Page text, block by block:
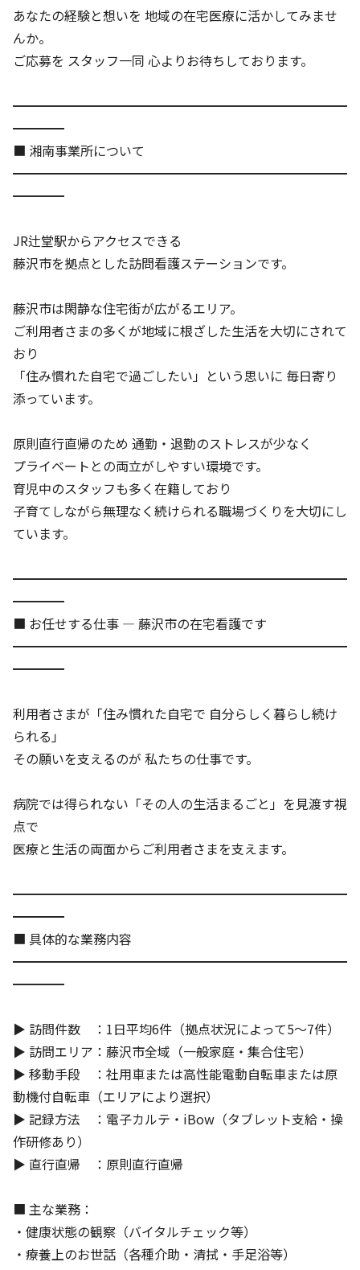
あなたの経験と想いを 地域の在宅医療に活かしてみませ
んか。
ご応募を スタッフ一同 心よりお待ちしております。
━━━━━━━━━━━━━━━━━━━━━━━━━━
━━━━
■ 湘南事業所について
━━━━━━━━━━━━━━━━━━━━━━━━━━
━━━━
JR辻堂駅からアクセスできる
藤沢市を拠点とした訪問看護ステーションです。
藤沢市は閑静な住宅街が広がるエリア。
ご利用者さまの多くが地域に根ざした生活を大切にされて
おり
「住み慣れた自宅で過ごしたい」という思いに 毎日寄り
添っています。
原則直行直帰のため 通勤・退勤のストレスが少なく
プライベートとの両立がしやすい環境です。
育児中のスタッフも多く在籍しており
子育てしながら無理なく続けられる職場づくりを大切にし
ています。
━━━━━━━━━━━━━━━━━━━━━━━━━━
━━━━
■ お任せする仕事 — 藤沢市の在宅看護です
━━━━━━━━━━━━━━━━━━━━━━━━━━
━━━━
利用者さまが「住み慣れた自宅で 自分らしく暮らし続け
られる」
その願いを支えるのが 私たちの仕事です。
病院では得られない「その人の生活まるごと」を見渡す視
点で
医療と生活の両面からご利用者さまを支えます。
━━━━━━━━━━━━━━━━━━━━━━━━━━
━━━━
■ 具体的な業務内容
━━━━━━━━━━━━━━━━━━━━━━━━━━
━━━━
▶ 訪問件数 ：1日平均6件（拠点状況によって5〜7件）
▶ 訪問エリア：藤沢市全域（一般家庭・集合住宅）
▶ 移動手段 ：社用車または高性能電動自転車または原
動機付自転車（エリアにより選択）
▶ 記録方法 ：電子カルテ・iBow（タブレット支給・操
作研修あり）
▶ 直行直帰 ：原則直行直帰
■ 主な業務：
・健康状態の観察（バイタルチェック等）
・療養上のお世話（各種介助・清拭・手足浴等）